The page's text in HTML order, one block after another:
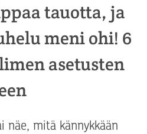
tauotta, ja
meni ohi! 6
asetusten
näe, mitä kännykkään